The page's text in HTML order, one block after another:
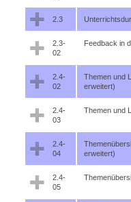
2.3
2.3-
02
Feedback in
2.4-
02
Themen und
erweitert)
2.4-
03
Themen und
2.4-
04
erweitert)
2.4-
05